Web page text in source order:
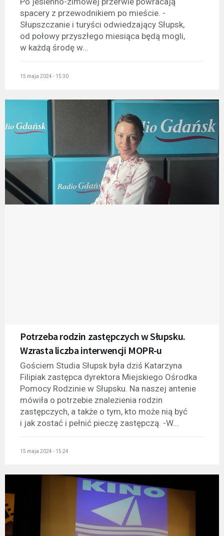
spacery z przewodnikiem po mieście. -
Słupszczanie i turyści odwiedzający Słupsk,
od połowy przyszłego miesiąca będą mogli,
w każdą środę w...
15 maja 2024 - 15:30
Potrzeba rodzin zastępczych w Słupsku.
Wzrasta liczba interwencji MOPR-u
Gościem Studia Słupsk była dziś Katarzyna
Filipiak zastępca dyrektora Miejskiego Ośrodka
Pomocy Rodzinie w Słupsku. Na naszej antenie
mówiła o potrzebie znalezienia rodzin
zastępczych, a także o tym, kto może nią być
i jak zostać i pełnić pieczę zastępczą. -W...
15 maja 2024 - 15:24